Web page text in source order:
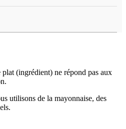
(ingrédient) ne répond pas aux
utilisons de la mayonnaise, des